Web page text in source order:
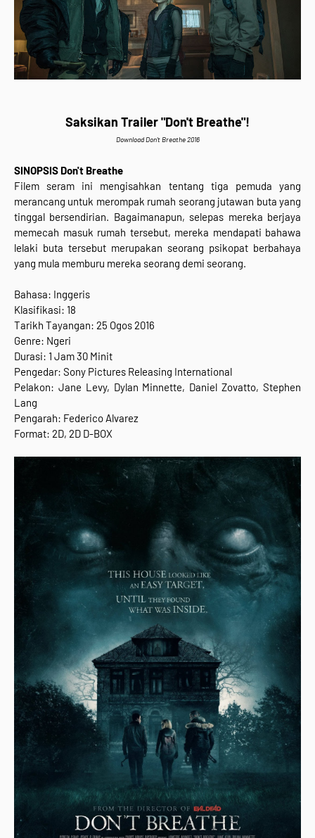
Saksikan Trailer "Don't Breathe"!
Download Don't Breathe 2016
SINOPSIS Don't Breathe
Filem seram ini mengisahkan tentang tiga pemuda yang
merancang untuk merompak rumah seorang jutawan buta yang
tinggal bersendirian. Bagaimanapun, selepas mereka berjaya
memecah masuk rumah tersebut, mereka mendapati bahawa
lelaki buta tersebut merupakan seorang psikopat berbahaya
yang mula memburu mereka seorang demi seorang.
Bahasa: Inggeris
Klasifikasi: 18
Tarikh Tayangan: 25 Ogos 2016
Genre: Ngeri
Durasi: 1 Jam 30 Minit
Pengedar: Sony Pictures Releasing International
Pelakon: Jane Levy, Dylan Minnette, Daniel Zovatto, Stephen
Lang
Pengarah: Federico Alvarez
Format: 2D, 2D D-BOX